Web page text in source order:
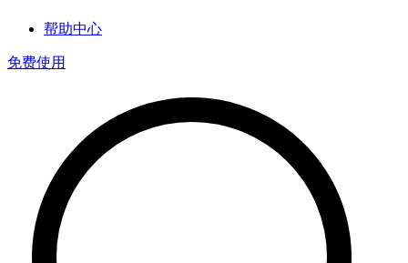
帮助中心
免费使用